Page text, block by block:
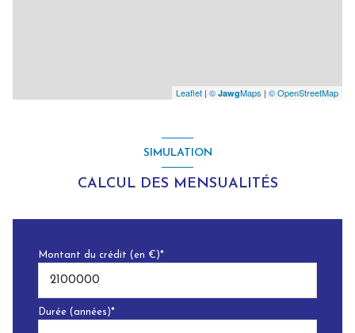
Leaflet | © JawgMaps | © OpenStreetMap
SIMULATION
CALCUL DES MENSUALITÉS
Montant du crédit (en €)*
Durée (années)*